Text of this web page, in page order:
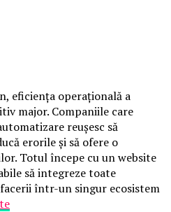
eficiența operațională a
major. Companiile care
reușesc să
erorile și să ofere o
Totul începe cu un website
să integreze toate
într-un singur ecosistem